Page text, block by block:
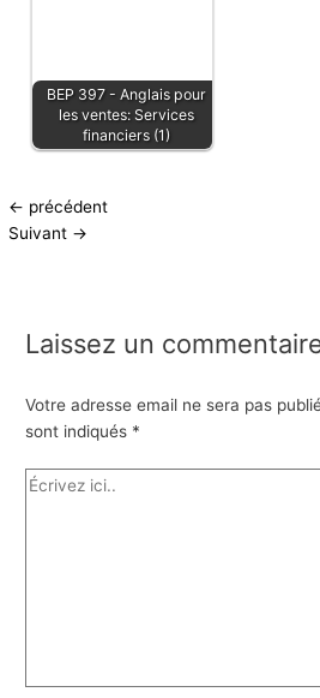
BEP 397 - Anglais pour
les ventes: Services
financiers (1)
← précédent
Suivant →
Laissez un
Votre adresse email ne sera pas
sont indiqués *